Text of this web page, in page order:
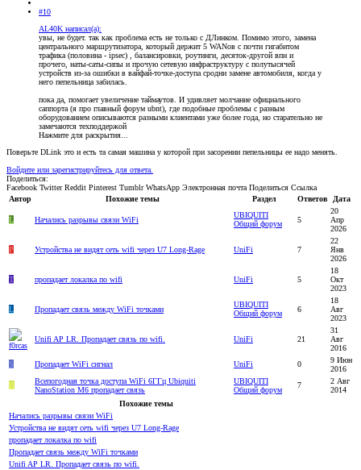
#10
AL40K написал(а):
увы, не будет. так как проблема есть не только с ДЛинком. Помимо этого, замена
центрального маршрутизатора, который держит 5 WANов с почти гигабитом
трафика (половина - ipsec) , балансировки, роутинги, десяток-другой впн и
прочего, наты-саты-сипы и прочую сетевую инфраструктуру с полутысячей
устройств из-за ошибки в вайфай-точке-доступа сродни замене автомобиля, когда у
него пепельница забилась.
пока да, помогает увеличение таймаутов. И удивляет молчание официального
саппорта (я про главный форум ubnt), где подобные проблемы с разным
оборудованием описываются разными клиентами уже более года, но старательно не
замечаются техподдержой
Нажмите для раскрытия...
Поверьте DLink это и есть та самая машина у которой при засорении пепельницы ее надо менять.
Войдите или зарегистрируйтесь для ответа.
Поделиться:
Facebook Twitter Reddit Pinterest Tumblr WhatsApp Электронная почта Поделиться Ссылка
Автор
Похожие темы Раздел Ответов Дата
L Начались разрывы связи WiFi
UBIQUITI
Общий форум
5
20
Апр
2026
P Устройства не видят сеть wifi через U7 Long-Rage UniFi 7
22
Янв
2026
T пропадает локалка по wifi UniFi 5
18
Окт
2023
L Пропадает связь между WiFi точками
UBIQUITI
Общий форум
6
18
Авг
2023
Unifi AP LR. Пропадает связь по wifi. UniFi 21
31
Авг
2016
S
Пропадает WiFi сигнал UniFi 0
9 Июн
2016
В
Всепогодная точка доступа WiFi 6ГГц Ubiquiti
NanoStation M6 пропадает связь
UBIQUITI
Общий форум
7
2 Авг
2014
Похожие темы
Начались разрывы связи WiFi
Устройства не видят сеть wifi через U7 Long-Rage
пропадает локалка по wifi
Пропадает связь между WiFi точками
Unifi AP LR. Пропадает связь по wifi.